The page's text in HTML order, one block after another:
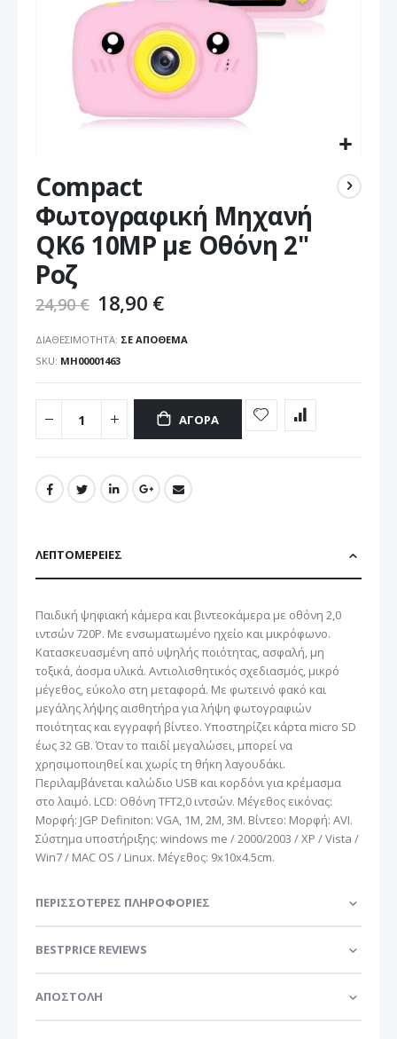
στην
αρχή
της
συλλογής
εικόνων
Compact
Φωτογραφική Μηχανή
QK6 10MP με Οθόνη 2"
Ροζ
24,90 € 18,90 €
ΔΙΑΘΕΣΙΜΌΤΗΤΑ: ΣΕ ΑΠΌΘΕΜΑ
SKU ΜΗ00001463
ΑΓΟΡΆ
ΛΕΠΤΟΜΈΡΕΙΕΣ
Παιδική ψηφιακή κάμερα και βιντεοκάμερα με οθόνη 2,0
ιντσών 720P. Με ενσωματωμένο ηχείο και μικρόφωνο.
Κατασκευασμένη από υψηλής ποιότητας, ασφαλή, μη
τοξικά, άοσμα υλικά. Αντιολισθητικός σχεδιασμός, μικρό
μέγεθος, εύκολο στη μεταφορά. Με φωτεινό φακό και
μεγάλης λήψης αισθητήρα για λήψη φωτογραφιών
ποιότητας και εγγραφή βίντεο. Υποστηρίζει κάρτα micro SD
έως 32 GB. Όταν το παιδί μεγαλώσει, μπορεί να
χρησιμοποιηθεί και χωρίς τη θήκη λαγουδάκι.
Περιλαμβάνεται καλώδιο USB και κορδόνι για κρέμασμα
στο λαιμό. LCD: Οθόνη TFT2,0 ιντσών. Μέγεθος εικόνας:
Μορφή: JGP Definiton: VGA, 1M, 2M, 3M. Βίντεο: Μορφή: AVI.
Σύστημα υποστήριξης: windows me / 2000/2003 / XP / Vista /
Win7 / MAC OS / Linux. Μέγεθος: 9x10x4.5cm.
ΠΕΡΙΣΣΌΤΕΡΕΣ ΠΛΗΡΟΦΟΡΊΕΣ
BESTPRICE REVIEWS
ΑΠΟΣΤΟΛΗ